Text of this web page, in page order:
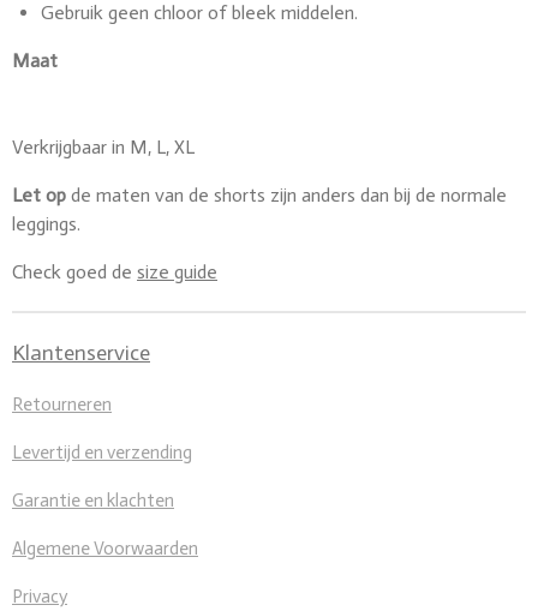
Gebruik geen chloor of bleek middelen.
Maat
Verkrijgbaar in M, L, XL
Let op de maten van de shorts zijn anders dan bij de normale
leggings.
Check goed de size guide
Klantenservice
Retourneren
Levertijd en verzending
Garantie en klachten
Algemene Voorwaarden
Privacy